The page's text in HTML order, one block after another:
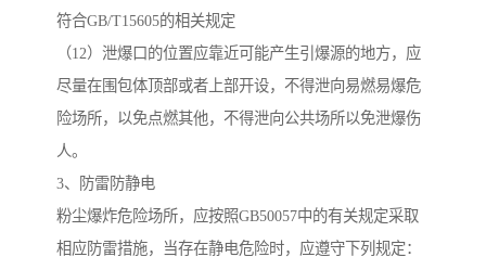
符合GB/T15605的相关规定
（12）泄爆口的位置应靠近可能产生引爆源的地方，应
尽量在围包体顶部或者上部开设，不得泄向易燃易爆危
险场所，以免点燃其他，不得泄向公共场所以免泄爆伤
人。
3、防雷防静电
粉尘爆炸危险场所，应按照GB50057中的有关规定采取
相应防雷措施，当存在静电危险时，应遵守下列规定：